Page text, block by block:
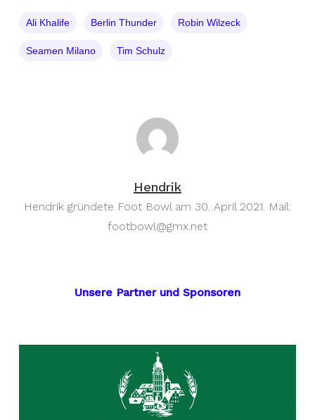
Ali Khalife Berlin Thunder Robin Wilzeck
Seamen Milano Tim Schulz
Hendrik
Hendrik gründete Foot Bowl am 30. April 2021. Mail:
footbowl@gmx.net
Unsere Partner und Sponsoren